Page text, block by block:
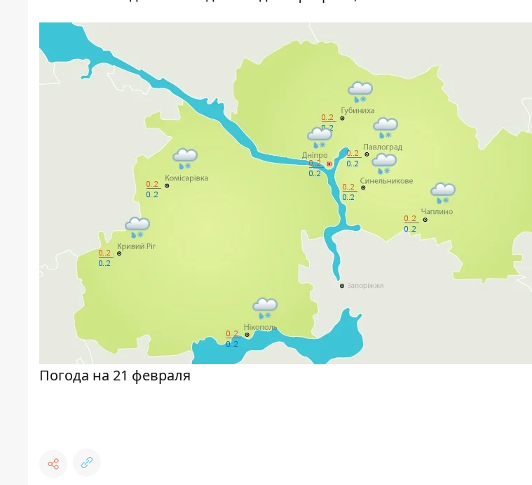
Погода на 21 февраля